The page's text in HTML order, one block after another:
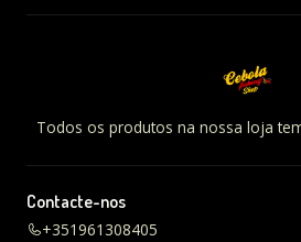
Todos os produtos na nossa loja
Contacte-nos
+351961308405